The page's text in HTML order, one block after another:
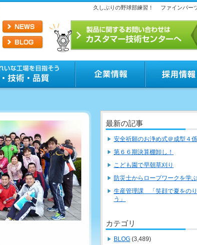
久しぶりの野球部練習！ ファインパー
最新の記事
安全祈願のお浄め式＠成型４係
第６６期決算棚卸し！
こども園で早朝草刈り
防災士からロープワークを学ぶ
生産管理課 「笑顔で夏をの
う」
カテゴリ
BLOG (3,489)